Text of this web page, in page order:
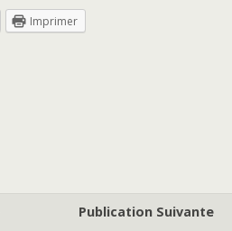
Imprimer
Publication Suivante